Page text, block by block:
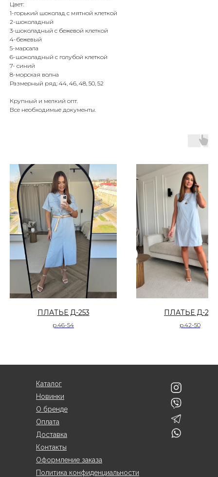
Цвет:
1-горький шоколад с мятной клеткой
2-шоколадный
3-шоколадный с бежевой клеткой
4-бежевый
5-марсала
6-шоколадный с голубой клеткой
7- синий
8-морская волна
Размерный ряд: 44, 46, 48, 50, 52
Крупный и мелкий опт.
Все необходимые документы.
ПЛАТЬЕ Д-253
р.46-54
ПЛАТЬЕ Д-261
р.42-50
Политика конфиденциальности
Оформление заказа
Оплата
Доставка
Контакты
Новинки
О бренде
Каталог